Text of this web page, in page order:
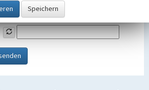
Tragen Sie unten das Rechenergebnis aus der